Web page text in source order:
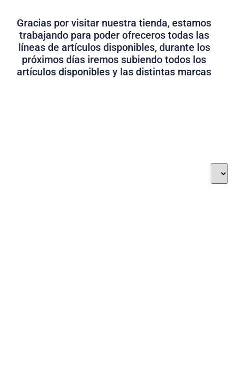
Gracias por visitar nuestra tienda, estamos
trabajando para poder ofreceros todas las
líneas de artículos disponibles, durante los
próximos días iremos subiendo todos los
artículos disponibles y las distintas marcas